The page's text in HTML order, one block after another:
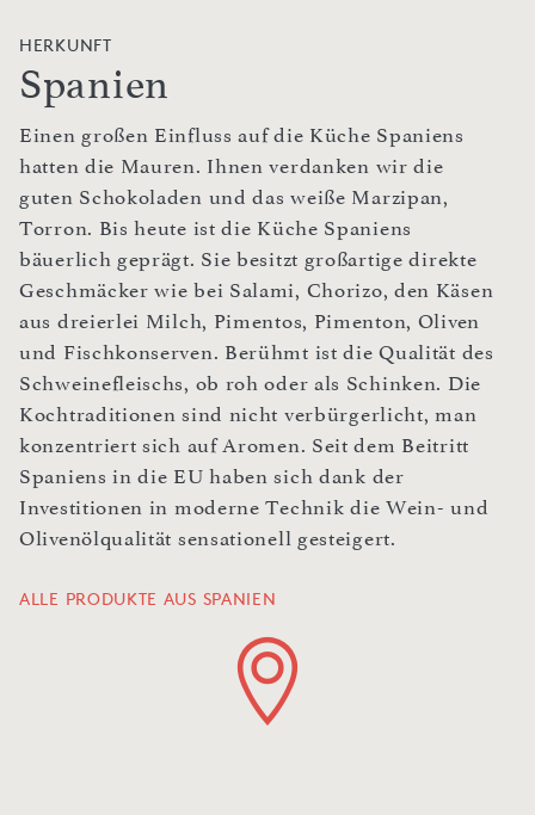
HERKUNFT
Spanien
Einen großen Einfluss auf die Küche Spaniens
hatten die Mauren. Ihnen verdanken wir die
guten Schokoladen und das weiße Marzipan,
Torron. Bis heute ist die Küche Spaniens
bäuerlich geprägt. Sie besitzt großartige direkte
Geschmäcker wie bei Salami, Chorizo, den Käsen
aus dreierlei Milch, Pimentos, Pimenton, Oliven
und Fischkonserven. Berühmt ist die Qualität des
Schweinefleischs, ob roh oder als Schinken. Die
Kochtraditionen sind nicht verbürgerlicht, man
konzentriert sich auf Aromen. Seit dem Beitritt
Spaniens in die EU haben sich dank der
Investitionen in moderne Technik die Wein- und
Olivenölqualität sensationell gesteigert.
ALLE PRODUKTE AUS SPANIEN